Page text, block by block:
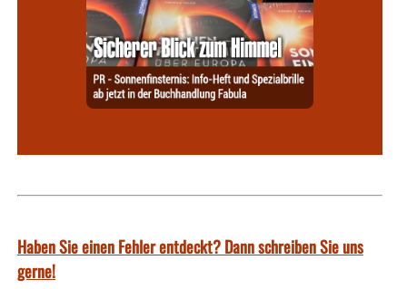
Haben Sie einen Fehler entdeckt? Dann schreiben Sie uns
gerne!